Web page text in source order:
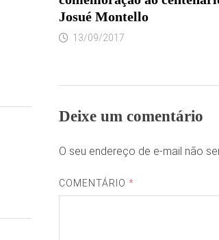
Josué Montello
13/09/2017
Deixe um comentário
O seu endereço de e-mail não
COMENTÁRIO*